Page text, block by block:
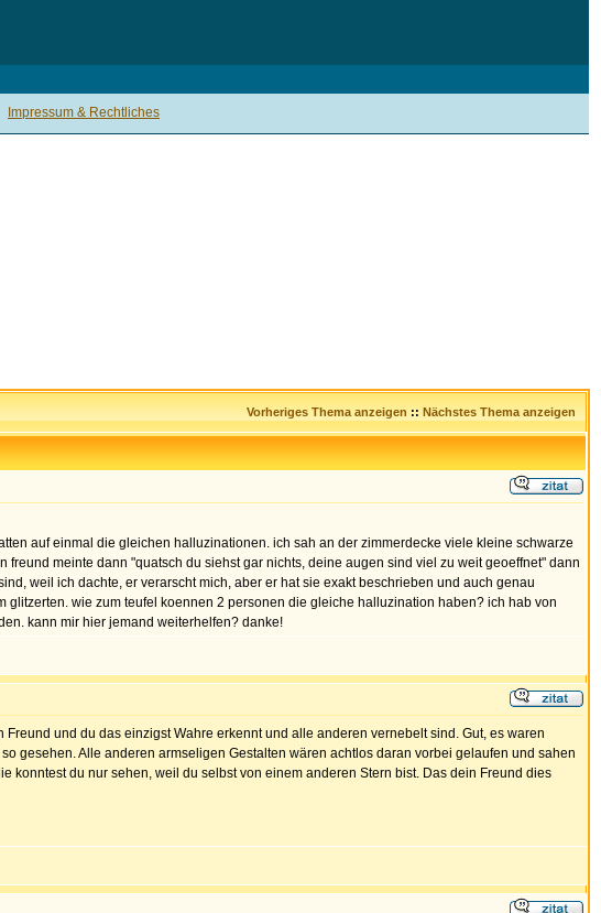
Vorheriges Thema anzeigen :: Nächstes Thema anzeigen
auf einmal die gleichen halluzinationen. ich sah an der zimmerdecke viele kleine schwarze
meinte dann "quatsch du siehst gar nichts, deine augen sind viel zu weit geoeffnet" dann
weil ich dachte, er verarscht mich, aber er hat sie exakt beschrieben und auch genau
wie zum teufel koennen 2 personen die gleiche halluzination haben? ich hab von
kann mir hier jemand weiterhelfen? danke!
und du das einzigst Wahre erkennt und alle anderen vernebelt sind. Gut, es waren
gesehen. Alle anderen armseligen Gestalten wären achtlos daran vorbei gelaufen und sahen
du nur sehen, weil du selbst von einem anderen Stern bist. Das dein Freund dies
Impressum & Rechtliches